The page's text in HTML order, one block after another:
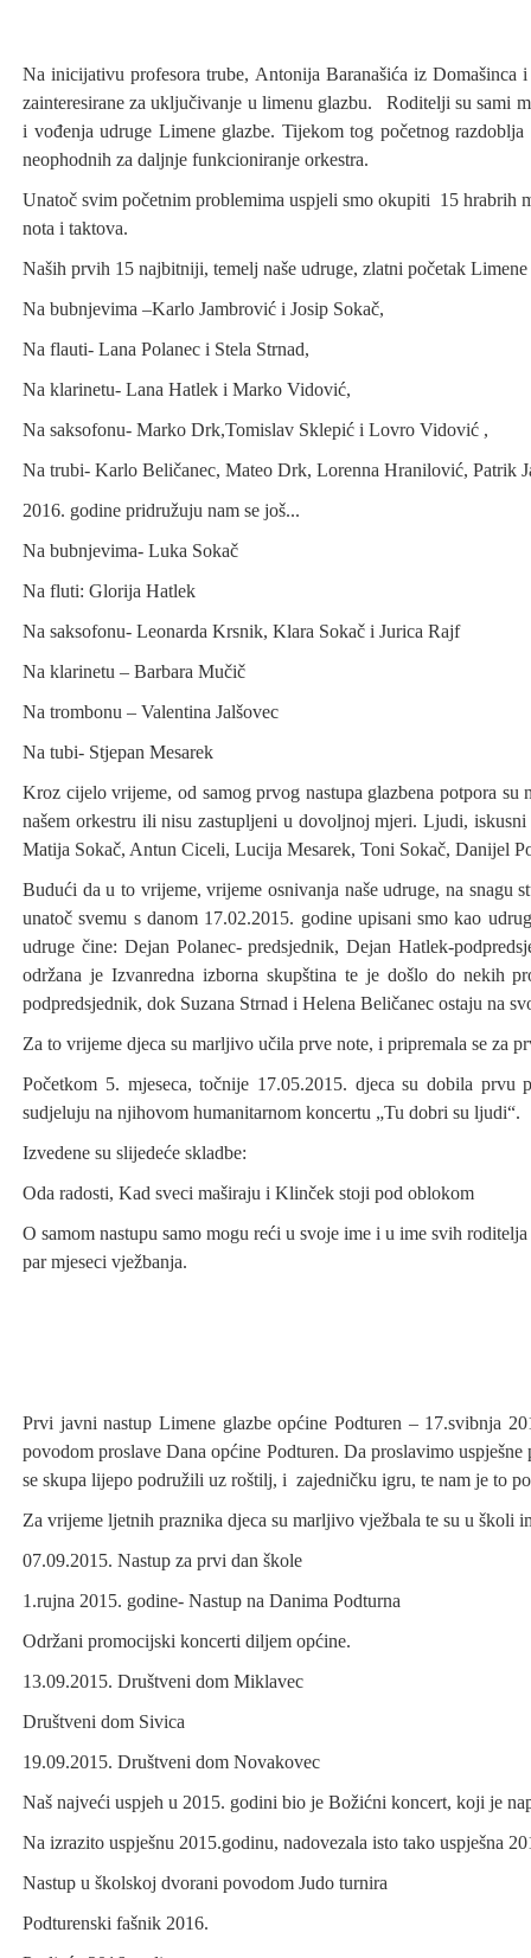
Na inicijativu profesora trube, Antonija Baranašića iz Domašinca
zainteresirane za uključivanje u limenu glazbu. Roditelji su sami
i vođenja udruge Limene glazbe. Tijekom tog početnog
neophodnih za daljnje funkcioniranje orkestra.
Unatoč svim početnim problemima uspjeli smo okupiti 15 hrabrih
nota i taktova.
Naših prvih 15 najbitniji, temelj naše udruge, zlatni početak
Na bubnjevima –Karlo Jambrović i Josip Sokač,
Na flauti- Lana Polanec i Stela Strnad,
Na klarinetu- Lana Hatlek i Marko Vidović,
Na saksofonu- Marko Drk,Tomislav Sklepić i Lovro Vidović ,
Na trubi- Karlo Beličanec, Mateo Drk, Lorenna Hranilović, Patrik
2016. godine pridružuju nam se još...
Na bubnjevima- Luka Sokač
Na fluti: Glorija Hatlek
Na saksofonu- Leonarda Krsnik, Klara Sokač i Jurica Rajf
Na klarinetu – Barbara Mučič
Na trombonu – Valentina Jalšovec
Na tubi- Stjepan Mesarek
Kroz cijelo vrijeme, od samog prvog nastupa glazbena potpora
našem orkestru ili nisu zastupljeni u dovoljnoj mjeri. Ljudi,
Matija Sokač, Antun Ciceli, Lucija Mesarek, Toni Sokač, Danijel
Budući da u to vrijeme, vrijeme osnivanja naše udruge, na snagu
unatoč svemu s danom 17.02.2015. godine upisani smo kao
udruge čine: Dejan Polanec- predsjednik, Dejan Hatlek-
održana je Izvanredna izborna skupština te je došlo do nekih
podpredsjednik, dok Suzana Strnad i Helena Beličanec ostaju na
Za to vrijeme djeca su marljivo učila prve note, i pripremala se za
Početkom 5. mjeseca, točnije 17.05.2015. djeca su dobila
sudjeluju na njihovom humanitarnom koncertu „Tu dobri su ljudi“.
Izvedene su slijedeće skladbe:
Oda radosti, Kad sveci maširaju i Klinček stoji pod oblokom
O samom nastupu samo mogu reći u svoje ime i u ime svih
par mjeseci vježbanja.
Prvi javni nastup Limene glazbe općine Podturen – 17.svibnja
povodom proslave Dana općine Podturen. Da proslavimo
se skupa lijepo podružili uz roštilj, i zajedničku igru, te nam je to
Za vrijeme ljetnih praznika djeca su marljivo vježbala te su u školi
07.09.2015. Nastup za prvi dan škole
1.rujna 2015. godine- Nastup na Danima Podturna
Održani promocijski koncerti diljem općine.
13.09.2015. Društveni dom Miklavec
Društveni dom Sivica
19.09.2015. Društveni dom Novakovec
Naš najveći uspjeh u 2015. godini bio je Božićni koncert, koji je
Na izrazito uspješnu 2015.godinu, nadovezala isto tako uspješna
Nastup u školskoj dvorani povodom Judo turnira
Podturenski fašnik 2016.